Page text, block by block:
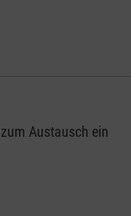
Austausch ein